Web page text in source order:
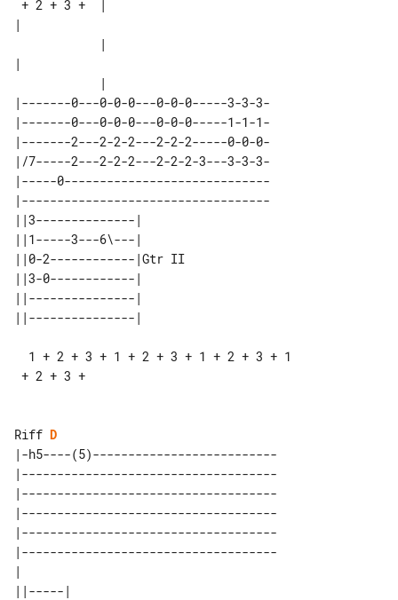
|
|
|-------0---0-0-0---0-0-0-----3-3-3-
|-------0---0-0-0---0-0-0-----1-1-1-
|-------2---2-2-2---2-2-2-----0-0-0-
|/7-----2---2-2-2---2-2-2-3---3-3-3-
|-----0-----------------------------
|-----------------------------------
||3--------------|
||1-----3---6\---|
||0-2------------|Gtr II
||3-0------------|
||---------------|
Riff D
|-h5----(5)--------------------------
|------------------------------------
|------------------------------------
|------------------------------------
|------------------------------------
|------------------------------------
|
||-----|